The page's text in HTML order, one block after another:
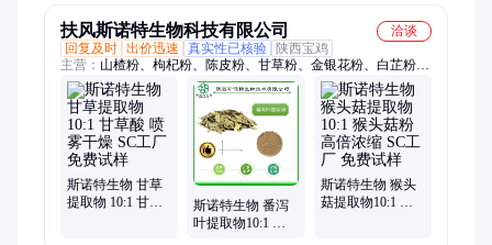
扶风斯诺特生物科技有限公司
洽谈
回复及时 出价迅速 真实性已核验
陕西宝鸡
主营： 山楂粉、枸杞粉、陈皮粉、甘草粉、金银花粉、白芷粉、
大豆肽、酸枣仁粉、紫苏叶提取物、刺梨提取物、茯苓提取物、
雪梨粉、薏苡仁粉、苦瓜粉、丁香粉、佛手粉、葛根粉、人参
粉、天麻粉、杜仲叶粉、黑芝麻粉、大枣粉、黄精粉
斯诺特生物 甘草
提取物 10:1 甘草
斯诺特生物 番泻
叶提取物10:1 番
斯诺特生物 猴头
菇提取物10:1 猴